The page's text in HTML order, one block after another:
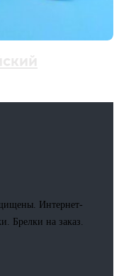
Интернет-
Брелки на заказ.